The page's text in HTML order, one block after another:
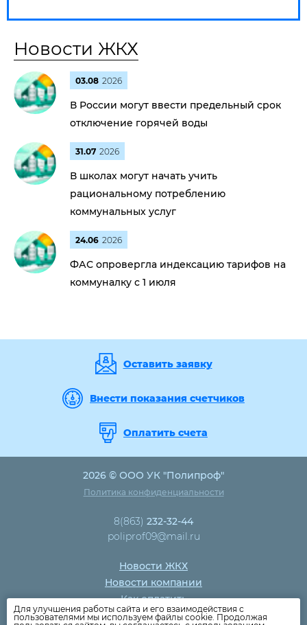
Новости ЖКХ
03.08 2026
В России могут ввести предельный срок
отключение горячей воды
31.07 2026
В школах могут начать учить
рациональному потреблению
коммунальных услуг
24.06 2026
ФАС опровергла индексацию тарифов на
коммуналку с 1 июля
Оставить заявку
Внести показания счетчиков
Оплатить счета
2026 © ООО УК "Полипроф"
Политика конфиденциальности
8(863) 232-32-44
poliprof09@mail.ru
Новости ЖКХ
Новости компании
Как оплатить
Дома
Для улучшения работы сайта и его взаимодействия с
пользователями мы используем файлы cookie. Продолжая